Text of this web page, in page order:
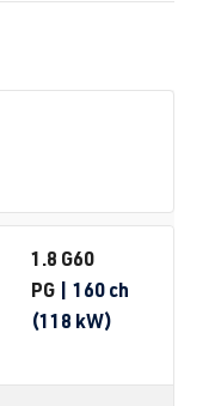
1.8 G60
PG | 160 ch
(118 kW)